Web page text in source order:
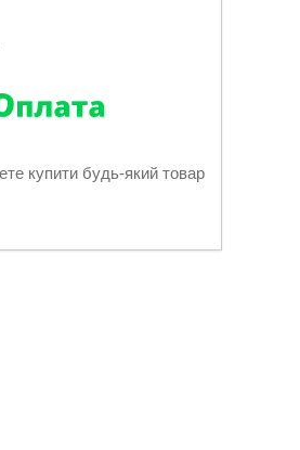
купити будь-який товар